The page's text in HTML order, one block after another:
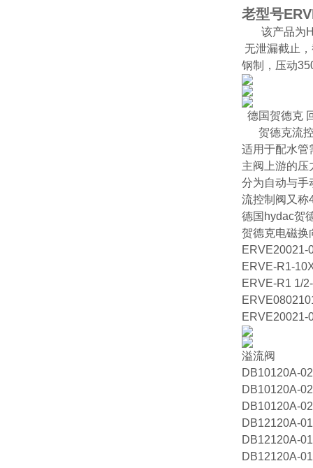
老型号
该产品为
无泄漏截止
钢制，压动
德国贺德克
贺德克流控
适用于配水管
主阀上游的压
分为自动与手
流控制阀又称
德国hydac贺
贺德克电磁换
ERVE20021-
ERVE-R1-
ERVE-R1 1/
ERVE20021-
溢流阀
DB10120A-
DB10120A-
DB10120A-
DB12120A-
DB12120A-
DB12120A-